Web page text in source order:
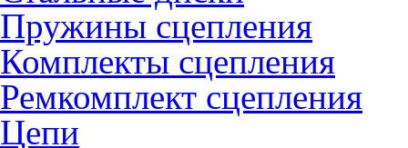
Пружины сцепления
Комплекты сцепления
Ремкомплект сцепления
Цепи